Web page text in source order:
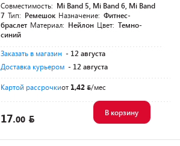
Совместимость: Mi Band 5, Mi Band 6, Mi Band
7 Тип: Ремешок Назначение: Фитнес-
браслет Материал: Нейлон Цвет: Темно-
синий
Заказать в магазин - 12 августа
Доставка курьером - 12 августа
Картой рассрочкиот 1,42 /мес
17.00
В корзину